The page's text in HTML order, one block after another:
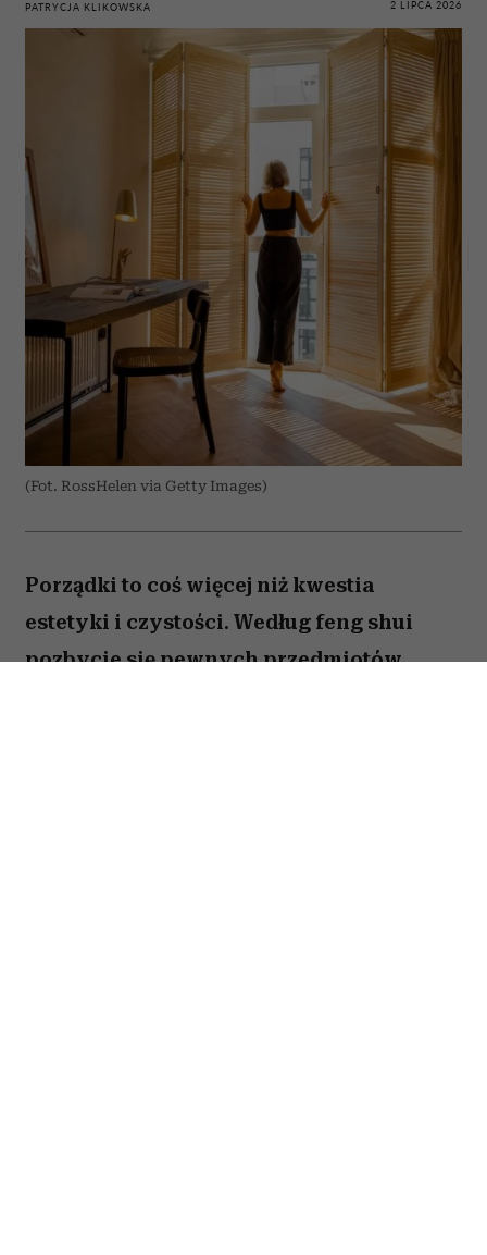
PATRYCJA KLIKOWSKA 2 LIPCA 2026
(Fot. RossHelen via Getty Images)
Porządki to coś więcej niż kwestia
estetyki i czystości. Według feng shui
pozbycie się pewnych przedmiotów